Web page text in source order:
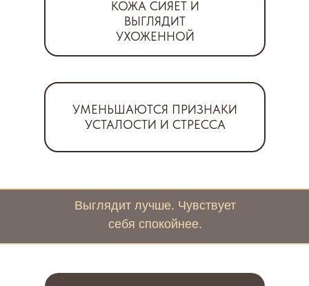
Выглядит лучше. Чувствует
себя спокойнее.
УМЕНЬШАЮТСЯ ПРИЗНАКИ
УСТАЛОСТИ И СТРЕССА
КОЖА СИЯЕТ И
ВЫГЛЯДИТ
УХОЖЕННОЙ